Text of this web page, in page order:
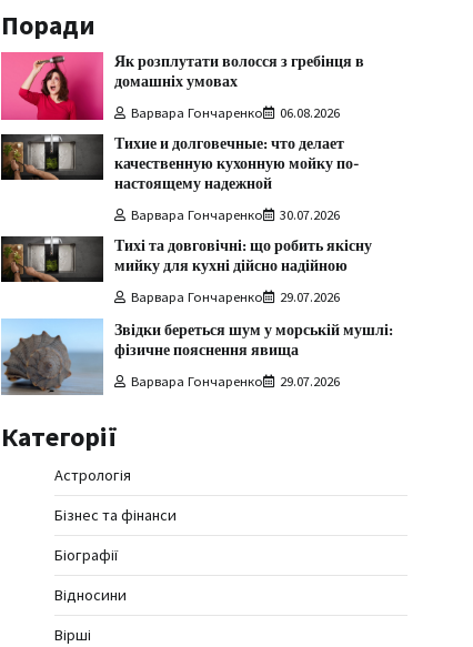
Поради
Як розплутати волосся з гребінця в
домашніх умовах
Варвара Гончаренко 06.08.2026
Тихие и долговечные: что делает
качественную кухонную мойку по-
настоящему надежной
Варвара Гончаренко 30.07.2026
Тихі та довговічні: що робить якісну
мийку для кухні дійсно надійною
Варвара Гончаренко 29.07.2026
Звідки береться шум у морській мушлі:
фізичне пояснення явища
Варвара Гончаренко 29.07.2026
Категорії
Астрологія
Бізнес та фінанси
Біографії
Відносини
Вірші